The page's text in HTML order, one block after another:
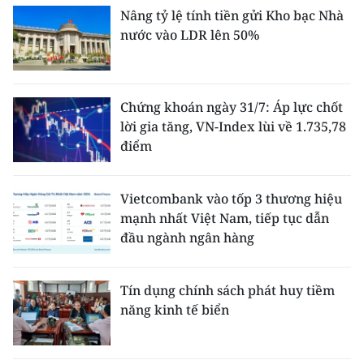
Nâng tỷ lệ tính tiền gửi Kho bạc Nhà
nước vào LDR lên 50%
Chứng khoán ngày 31/7: Áp lực chốt
lời gia tăng, VN-Index lùi về 1.735,78
điểm
Vietcombank vào tốp 3 thương hiệu
mạnh nhất Việt Nam, tiếp tục dẫn
đầu ngành ngân hàng
Tín dụng chính sách phát huy tiềm
năng kinh tế biển